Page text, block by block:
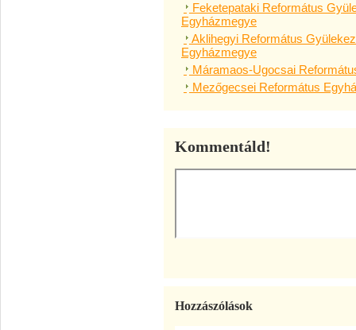
Feketepataki Református
Egyházmegye
Aklihegyi Református
Egyházmegye
Máramaos-Ugocsai
Mezőgecsei Református
Kommentáld!
Hozzászólások